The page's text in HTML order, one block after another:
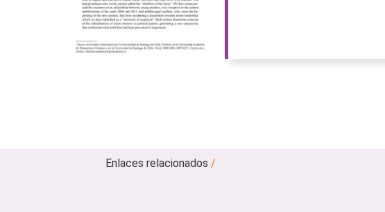
Enlaces relacionados/